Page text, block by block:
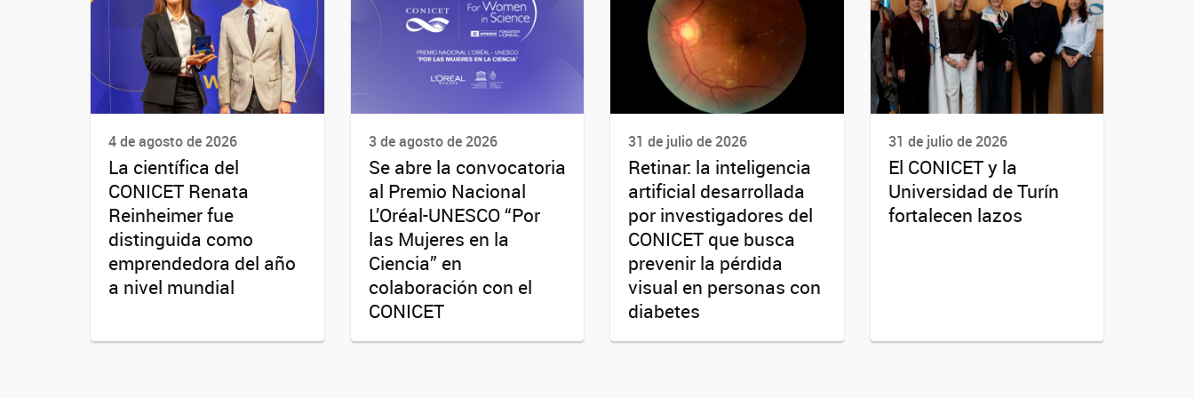
4 de agosto de 2026
La científica del
CONICET Renata
Reinheimer fue
distinguida como
emprendedora del año
a nivel mundial
3 de agosto de 2026
Se abre la convocatoria
al Premio Nacional
L’Oréal-UNESCO “Por
las Mujeres en la
Ciencia” en
colaboración con el
CONICET
31 de julio de 2026
Retinar: la inteligencia
artificial desarrollada
por investigadores del
CONICET que busca
prevenir la pérdida
visual en personas con
diabetes
31 de julio de 2026
El CONICET y la
Universidad de Turín
fortalecen lazos